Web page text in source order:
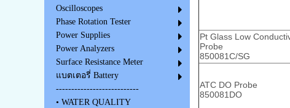
Oscilloscopes
Phase Rotation Tester
Power Supplies
Power Analyzers
Surface Resistance Meter
แบตเตอรี่ Battery
---------------------------
• WATER QUALITY
Pt Glass Low
Probe
850081C/SG
ATC DO Probe
850081DO